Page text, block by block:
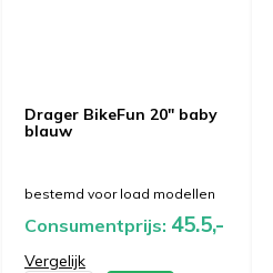
Drager BikeFun 20" baby
blauw
bestemd voor load modellen
Consumentprijs: 45.5,-
Vergelijk